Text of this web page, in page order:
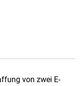
von zwei E-